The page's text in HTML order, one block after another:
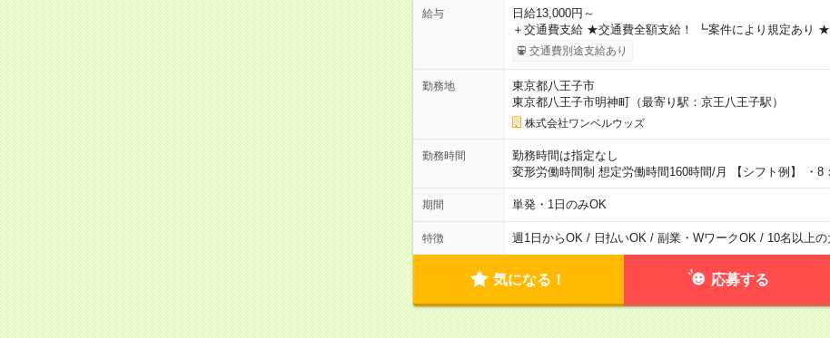
給与
日給13,000円～
＋交通費支給 ★交通費全額支給！ ┗案件により規定あり
交通費別途支給あり
勤務地
東京都八王子市
東京都八王子市明神町（最寄り駅：京王八王子駅）
株式会社ワンベルウッズ
勤務時間
勤務時間は指定なし
変形労働時間制 想定労働時間160時間/月 【シフト例】 ・8
期間 単発・1日のみOK
特徴 週1日からOK / 日払いOK / 副業・WワークOK / 10名以上の
気になる！ 応募する